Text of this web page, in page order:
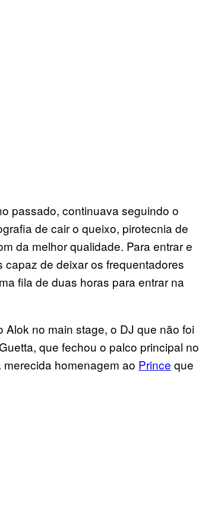
passado, continuava seguindo o
de cair o queixo, pirotecnia de
da melhor qualidade. Para entrar e
de deixar os frequentadores
fila de duas horas para entrar na
no main stage, o DJ que não foi
que fechou o palco principal no
homenagem ao Prince que